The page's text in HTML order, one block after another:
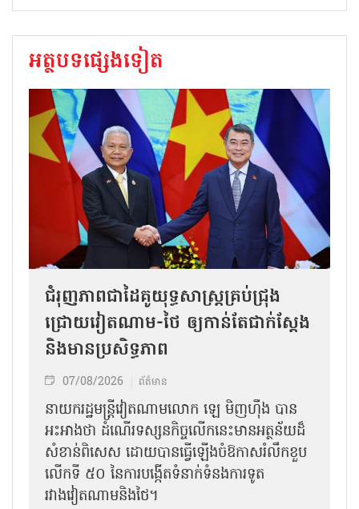
អត្ថបទផ្សេងទៀត
ជំរុញភាពជាដៃគូយុទ្ធសាស្ត្រគ្រប់ជ្រុង
ជ្រោយវៀតណាម-ថៃ ឲ្យកាន់តែជាក់ស្ដែង
និងមានប្រសិទ្ធភាព
07/08/2026 ព័ត៌មាន
នាយករដ្ឋមន្ត្រីវៀតណាមលោក ឡេ មិញហ៊ឹង បាន
អះអាងថា ដំណើរទស្សនកិច្ចលើកនេះមានអត្ថន័យដ៏
សំខាន់ពិសេស ដោយបានធ្វើឡើងចំឱកាសរំលឹកខួប
លើកទី ៥០ នៃការបង្កើតទំនាក់ទំនងការទូត
រវាងវៀតណាមនិងថៃ។